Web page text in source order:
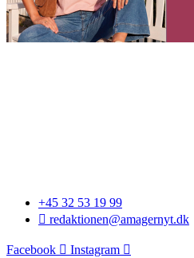
+45 32 53 19 99
redaktionen@amagernyt.dk
Facebook Instagram